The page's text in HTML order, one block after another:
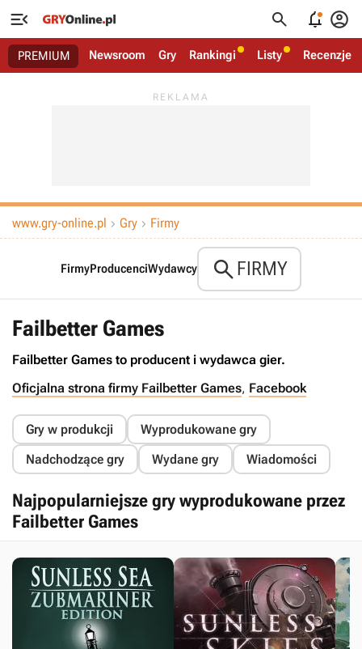
   
PREMIUM Newsroom Gry Rankingi Listy Recenzje
www.gry-online.pl  Gry  Firmy
FirmyProducenciWydawcy FIRMY
Failbetter Games
Failbetter Games to producent i wydawca gier.
Oficjalna strona firmy Failbetter Games, Facebook
Gry w produkcji
Wyprodukowane gry
Nadchodzące gry
Wydane gry Wiadomości
Najpopularniejsze gry wyprodukowane przez
Failbetter Games